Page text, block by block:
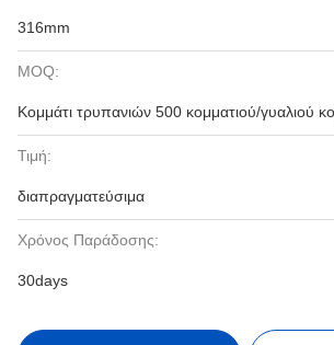
316mm
MOQ:
Κομμάτι τρυπανιών 500 κομματιού/γυαλιού
Τιμή:
διαπραγματεύσιμα
Χρόνος Παράδοσης:
30days